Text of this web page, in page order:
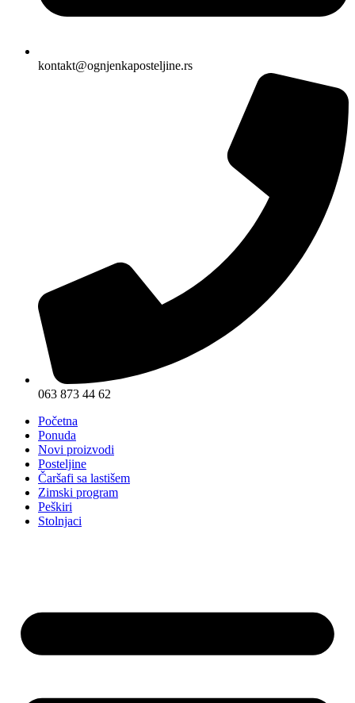
kontakt@ognjenkaposteljine.rs
063 873 44 62
Početna
Ponuda
Novi proizvodi
Posteljine
Čaršafi sa lastišem
Zimski program
Peškiri
Stolnjaci